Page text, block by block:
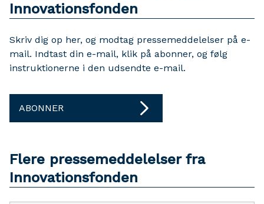
Innovationsfonden
Skriv dig op her, og modtag pressemeddelelser på e-
mail. Indtast din e-mail, klik på abonner, og følg
instruktionerne i den udsendte e-mail.
ABONNER
Flere pressemeddelelser fra
Innovationsfonden